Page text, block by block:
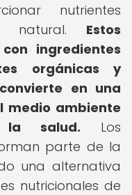
nutrientes
natural. Estos
ingredientes
orgánicas y
en una
medio ambiente
salud. Los
parte de la
una alternativa
nutricionales de